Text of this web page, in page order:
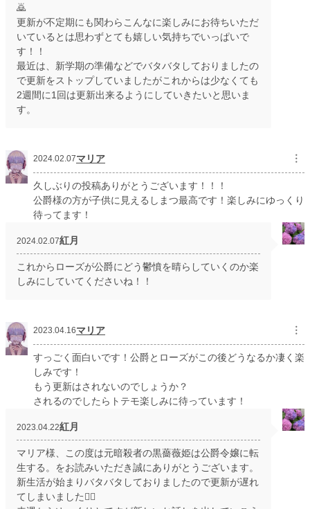
🙇
更新が不定期にも関わらこんなに楽しみにお待ちいただ
いているとは思わずとても嬉しい気持ちでいっぱいで
す！！
最近は、新学期の準備などでバタバタしておりましたの
で更新をストップしていましたがこれからは少なくても
2週間に1回は更新出来るようにしていきたいと思いま
す。
2024.02.07マリア ︙
久しぶりの投稿ありがとうございます！！！
公爵様の方が子供に見えるしまつ最高です！楽しみにゆっくり
待ってます！
2024.02.07紅月
これからローズが公爵にどう鬱憤を晴らしていくのか楽
しみにしていてくださいね！！
2023.04.16マリア ︙
すっごく面白いです！公爵とローズがこの後どうなるか凄く楽
しみです！
もう更新はされないのでしょうか？
されるのでしたらトテモ楽しみに待っています！
2023.04.22紅月
マリア様、この度は元暗殺者の黒薔薇姫は公爵令嬢に転
生する。をお読みいただき誠にありがとうございます。
新生活が始まりバタバタしておりましたので更新が遅れ
てしまいました🙇‍♀️